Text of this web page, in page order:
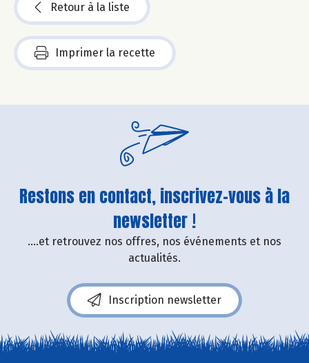
Retour à la liste
Imprimer la recette
Restons en contact, inscrivez-vous à la
newsletter !
....et retrouvez nos offres, nos événements et nos
actualités.
Inscription newsletter